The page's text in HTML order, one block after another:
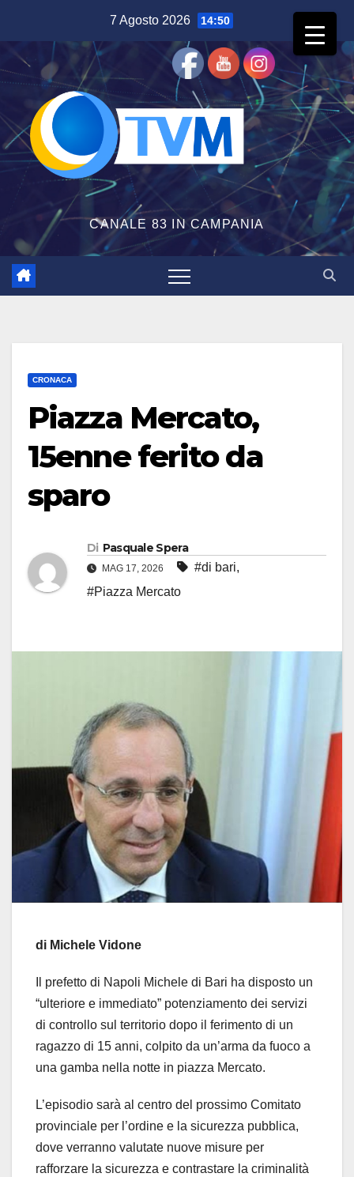
contenuto
7 Agosto 2026 14:50
CANALE 83 IN CAMPANIA
CRONACA
Piazza Mercato,
15enne ferito da
sparo
Di Pasquale Spera
MAG 17, 2026 #di bari,
#Piazza Mercato
di Michele Vidone
Il prefetto di Napoli Michele di Bari ha disposto un
“ulteriore e immediato” potenziamento dei servizi
di controllo sul territorio dopo il ferimento di un
ragazzo di 15 anni, colpito da un’arma da fuoco a
una gamba nella notte in piazza Mercato.
L’episodio sarà al centro del prossimo Comitato
provinciale per l’ordine e la sicurezza pubblica,
dove verranno valutate nuove misure per
rafforzare la sicurezza e contrastare la criminalità